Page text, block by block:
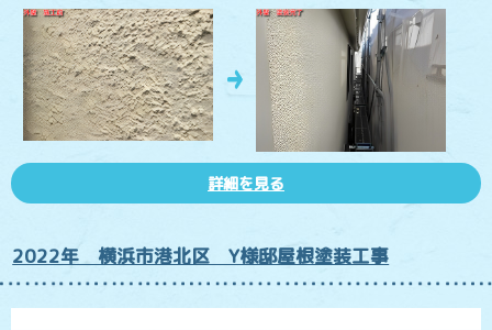
詳細を見る
2022年 横浜市港北区 Y様邸屋根塗装工事